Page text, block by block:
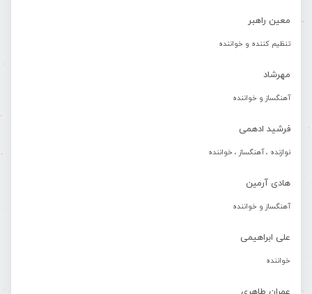
معین راهبر
تنظیم کننده و خواننده
مهرشاد
آهنگساز و خواننده
فرشید ادهمی
نوازنده ، آهنگساز ، خواننده
هادی آرمین
آهنگساز و خواننده
علی ابراهیمی
خواننده